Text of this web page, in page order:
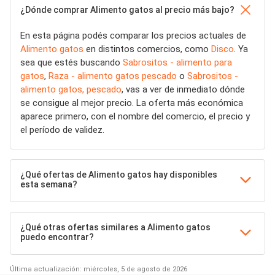
¿Dónde comprar Alimento gatos al precio más bajo?
En esta página podés comparar los precios actuales de
Alimento gatos en distintos comercios, como Disco . Ya
sea que estés buscando Sabrositos - alimento para
gatos, Raza - alimento gatos pescado o Sabrositos -
alimento gatos, pescado, vas a ver de inmediato dónde
se consigue al mejor precio. La oferta más económica
aparece primero, con el nombre del comercio, el precio y
el período de validez.
¿Qué ofertas de Alimento gatos hay disponibles
esta semana?
¿Qué otras ofertas similares a Alimento gatos
puedo encontrar?
Última actualización: miércoles, 5 de agosto de 2026